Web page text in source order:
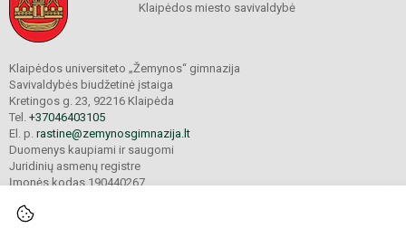
Klaipėdos miesto savivaldybė
Klaipėdos universiteto „Žemynos“ gimnazija
Savivaldybės biudžetinė įstaiga
Kretingos g. 23, 92216 Klaipėda
Tel. +37046403105
El. p. rastine@zemynosgimnazija.lt
Duomenys kaupiami ir saugomi
Juridinių asmenų registre
Įmonės kodas 190440267